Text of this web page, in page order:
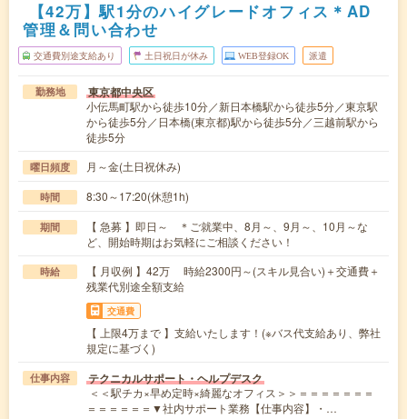
【42万】駅1分のハイグレードオフィス＊AD
管理＆問い合わせ
交通費別途支給あり 土日祝日が休み WEB登録OK 派遣
勤務地 東京都中央区
小伝馬町駅から徒歩10分／新日本橋駅から徒歩5分／東京駅
から徒歩5分／日本橋(東京都)駅から徒歩5分／三越前駅から
徒歩5分
曜日頻度 月～金(土日祝休み)
時間 8:30～17:20(休憩1h)
期間
【 急募 】即日～ ＊ご就業中、8月～、9月～、10月～な
ど、開始時期はお気軽にご相談ください！
時給
【 月収例 】42万 時給2300円～(スキル見合い)＋交通費＋
残業代別途全額支給
交通費
【 上限4万まで 】支給いたします！(※バス代支給あり、弊社
規定に基づく)
仕事内容 テクニカルサポート・ヘルプデスク
＜＜駅チカ×早め定時×綺麗なオフィス＞＞＝＝＝＝＝＝＝
＝＝＝＝＝＝▼社内サポート業務【仕事内容】・…